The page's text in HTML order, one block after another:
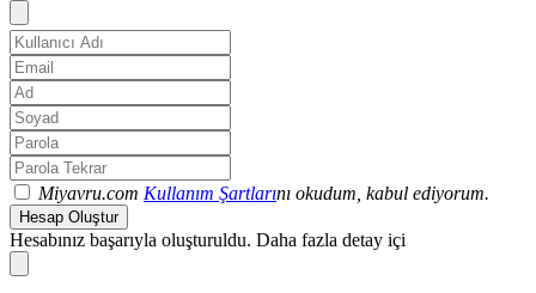
Miyavru.com Kullanım Şartlarını okudum, kabul ediyorum.
Hesap Oluştur
Hesabınız başarıyla oluşturuldu. Daha fazla detay içi